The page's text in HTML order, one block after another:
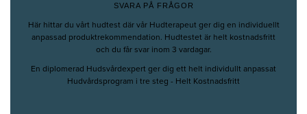
SVARA PÅ FRÅGOR
Här hittar du vårt hudtest där vår Hudterapeut ger dig en individuellt
anpassad produktrekommendation. Hudtestet är helt kostnadsfritt
och du får svar inom 3 vardagar.
En diplomerad Hudsvårdexpert ger dig ett helt individullt anpassat
Hudvårdsprogram i tre steg - Helt Kostnadsfritt